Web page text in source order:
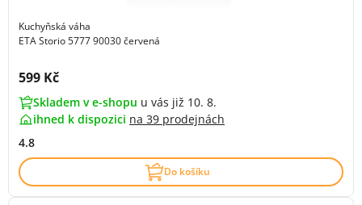
Kuchyňská váha
ETA Storio 5777 90030 červená
Cena s DPH:
599 Kč
Skladem v e-shopu u vás již 10. 8.
ihned k dispozici na 39 prodejnách
4.8
Do košíku